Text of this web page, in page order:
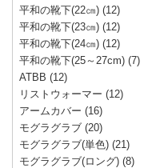
平和の靴下(22㎝) (12)
平和の靴下(23㎝) (12)
平和の靴下(24㎝) (12)
平和の靴下(25～27cm) (7)
ATBB (12)
リストウォーマー (12)
アームカバー (16)
モグラグラブ (20)
モグラグラブ(単色) (21)
モグラグラブ(ロング) (8)